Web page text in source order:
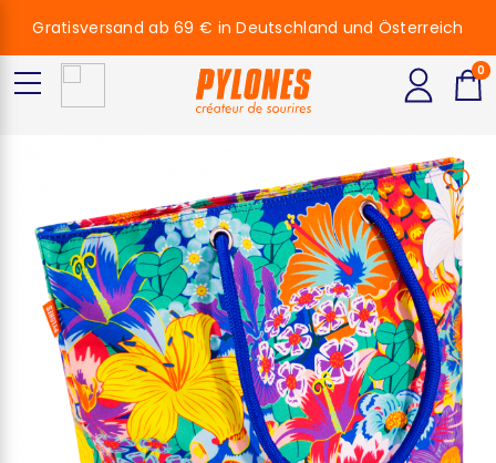
Gratisversand ab 69 € in Deutschland und Österreich
0